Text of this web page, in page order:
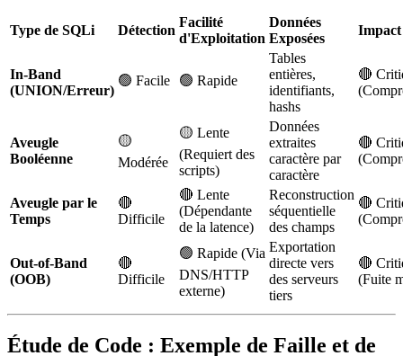
Type de SQLi Détection
Facilité
d'Exploitation
Données
Exposées
In-Band
(UNION/Erreur)
🟢 Facile 🟢 Rapide
Tables
entières,
identifiants,
hashs
🔴
Aveugle
Booléenne
🟡
Modérée
🟡 Lente
(Requiert des
scripts)
Données
extraites
caractère par
caractère
🔴
Aveugle par le
Temps
🔴
Difficile
🔴 Lente
(Dépendante
de la latence)
Reconstruction
séquentielle
des champs
🔴
Out-of-Band
(OOB)
🔴
Difficile
🟢 Rapide (Via
DNS/HTTP
externe)
Exportation
directe vers
des serveurs
tiers
🔴
(Fuite
Étude de Code : Exemple de Faille et de